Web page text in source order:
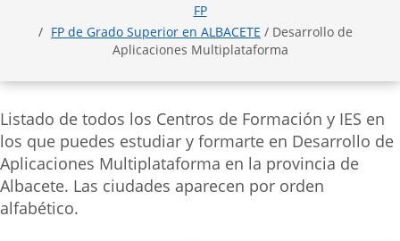
FP
FP de Grado Superior en ALBACETE / Desarrollo de
Aplicaciones Multiplataforma
Listado de todos los Centros de Formación y IES en
los que puedes estudiar y formarte en Desarrollo de
Aplicaciones Multiplataforma en la provincia de
Albacete. Las ciudades aparecen por orden
alfabético.